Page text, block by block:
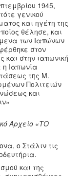
1945,
γενικού
και ηγέτη της
θέλησε, και
των Ιαπώνων
στον
και στην ιαπωνική
η Ιαπωνία
της Μ.
Πολιτειών
και
Αρχείο «ΤΟ
ο Στάλιν τις
και της